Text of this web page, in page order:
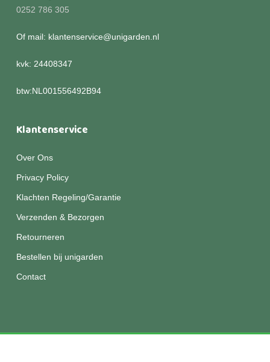
0252 786 305
Of mail: klantenservice@unigarden.nl
kvk: 24408347
btw:NL001556492B94
Klantenservice
Over Ons
Privacy Policy
Klachten Regeling/Garantie
Verzenden & Bezorgen
Retourneren
Bestellen bij unigarden
Contact